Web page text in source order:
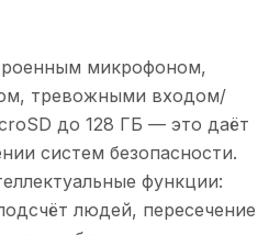
микрофоном,
тревожными входом/
до 128 ГБ — это даёт
систем безопасности.
функции:
людей, пересечение